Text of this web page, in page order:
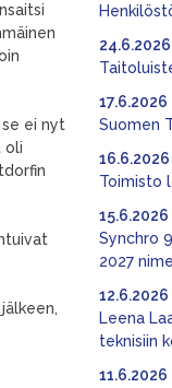
ei nyt
oli
24.6.2026
Suomen
17.6.2026
Toimisto
16.6.2026
Synchro
2027
15.6.2026
Leena
teknisiin
12.6.2026
11.6.2026